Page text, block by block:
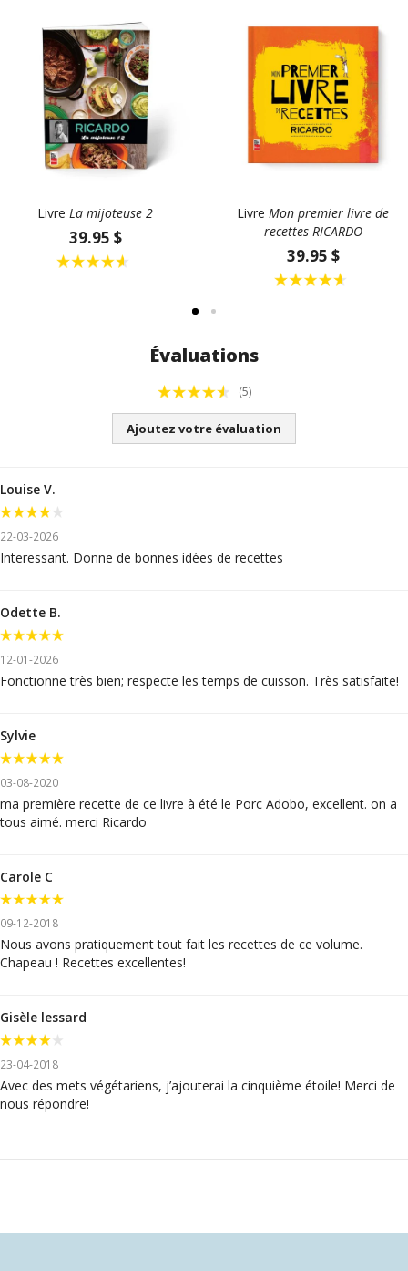
Livre La mijoteuse 2
39.95 $
Livre Mon premier livre de
recettes RICARDO
39.95 $
Évaluations
(5)
Ajoutez votre évaluation
Louise V.
22-03-2026
Interessant. Donne de bonnes idées de recettes
Odette B.
12-01-2026
Fonctionne très bien; respecte les temps de cuisson. Très satisfaite!
Sylvie
03-08-2020
ma première recette de ce livre à été le Porc Adobo, excellent. on a
tous aimé. merci Ricardo
Carole C
09-12-2018
Nous avons pratiquement tout fait les recettes de ce volume.
Chapeau ! Recettes excellentes!
Gisèle lessard
23-04-2018
Avec des mets végétariens, j’ajouterai la cinquième étoile! Merci de
nous répondre!